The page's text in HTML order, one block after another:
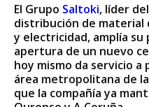
El Grupo Saltoki, líder
distribución de material
y electricidad, amplía su
apertura de un nuevo
hoy mismo da servicio
área metropolitana de
que la compañía ya